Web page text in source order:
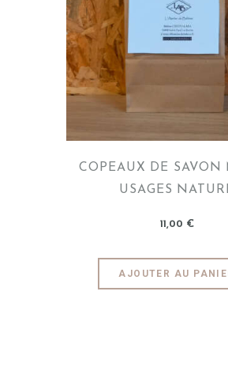
COPEAUX DE SAVON
USAGES
11 ,00 €
AJOUTER AU